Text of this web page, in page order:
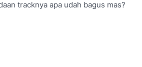
tracknya apa udah bagus mas?